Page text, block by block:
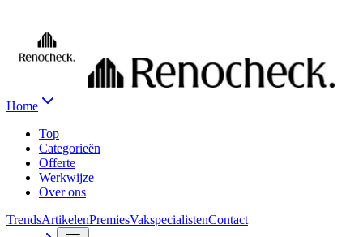
Home
Top
Categorieën
Offerte
Werkwijze
Over ons
TrendsArtikelenPremiesVakspecialistenContact